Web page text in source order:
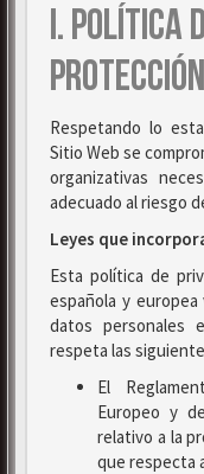
I. POLÍTICA
Respetando lo
Sitio Web se
organizativas
adecuado al riesgo
Leyes que
Esta política de
española y
datos personales
respeta las
El
Europeo y
relativo a la
que respecta